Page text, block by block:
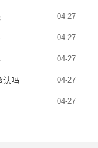
04-27
04-27
04-27
认吗 04-27
04-27